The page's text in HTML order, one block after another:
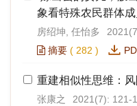
象看特殊农民群体
房绍坤, 任怡多
摘要 ( 282 )
重建相似性思维：
张康之
2021(7): 121-